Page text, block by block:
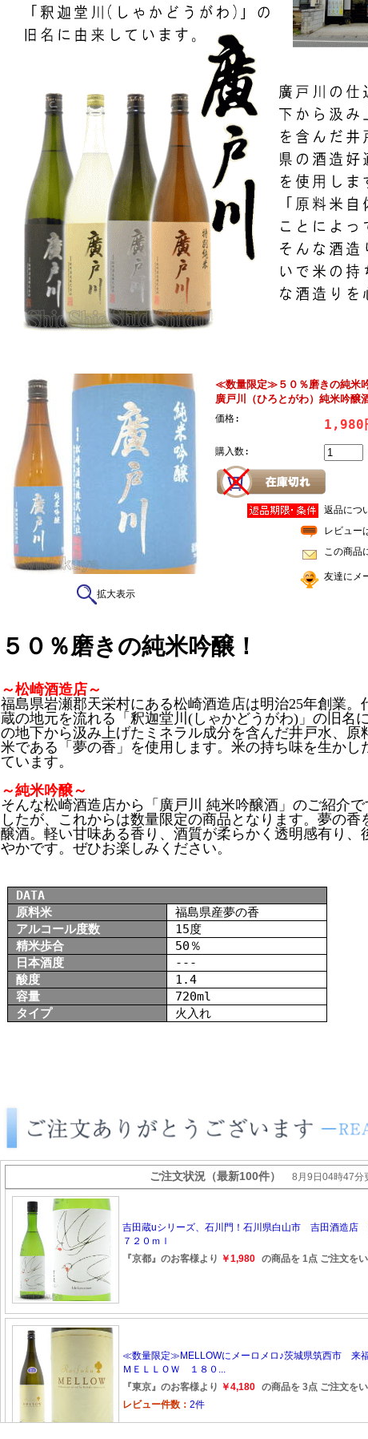
拡大表示
≪数量限定≫５０％磨きの純米
廣戸川（ひろとがわ）純米吟醸
価格: 1,980
購入数:
返品につ
レビュー
この商品
友達にメ
５０％磨きの純米吟醸！
～松崎酒造店～
福島県岩瀬郡天栄村にある松崎酒造店は明治25年創業。
蔵の地元を流れる「釈迦堂川(しゃかどうがわ)」の旧名
の地下から汲み上げたミネラル成分を含んだ井戸水、原
米である「夢の香」を使用します。米の持ち味を生かし
ています。
～純米吟醸～
そんな松崎酒造店から「廣戸川 純米吟醸酒」のご紹介
したが、これからは数量限定の商品となります。夢の香
醸酒。軽い甘味ある香り、酒質が柔らかく透明感有り、
やかです。ぜひお楽しみください。
DATA
原料米
福島県産夢の香
アルコール度数
15度
精米歩合
50％
日本酒度
---
酸度
1.4
容量
720ml
タイプ
火入れ